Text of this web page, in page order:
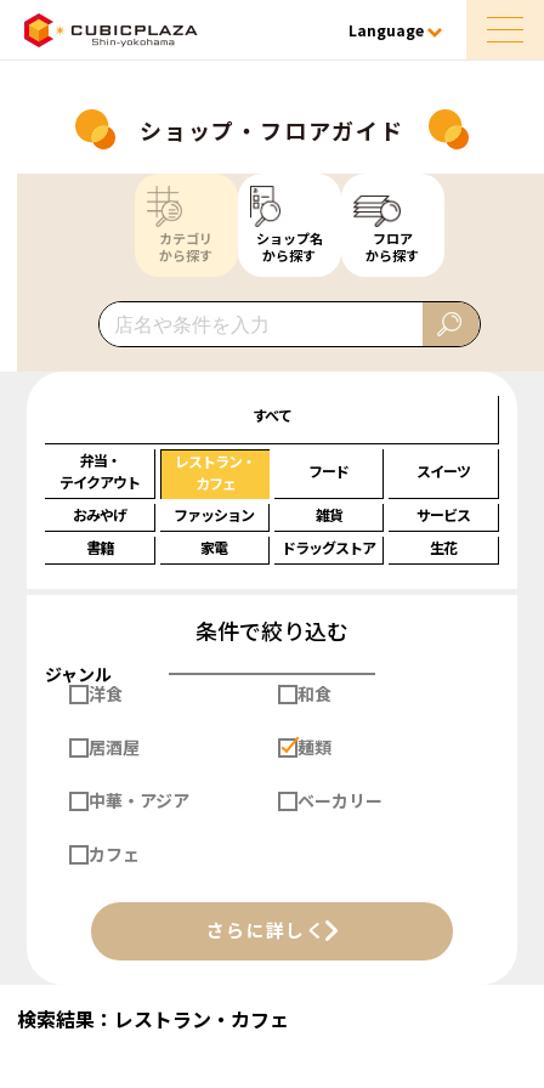
Language
ショップ・フロアガイド
カテゴリ
から探す
ショップ名
から探す
フロア
から探す
すべて
弁当・
テイクアウト
レストラン・
カフェ
フード スイーツ
おみやげ ファッション 雑貨
サービス
書籍
家電 ドラッグストア 生花
条件で絞り込む
ジャンル
洋食
和食
居酒屋 麺類
中華・アジア ベーカリー
カフェ
さらに詳しく
検索結果：レストラン・カフェ